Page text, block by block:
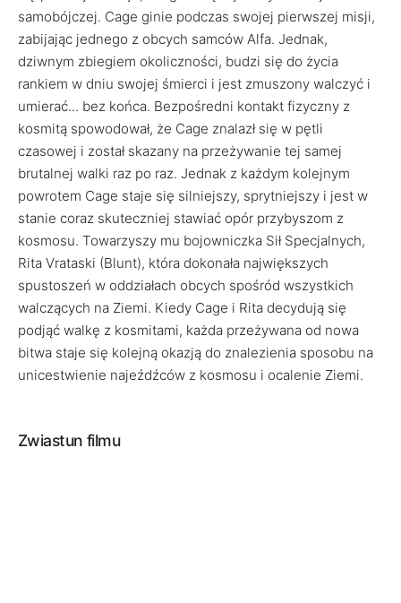
samobójczej. Cage ginie podczas swojej pierwszej misji,
zabijając jednego z obcych samców Alfa. Jednak,
dziwnym zbiegiem okoliczności, budzi się do życia
rankiem w dniu swojej śmierci i jest zmuszony walczyć i
umierać... bez końca. Bezpośredni kontakt fizyczny z
kosmitą spowodował, że Cage znalazł się w pętli
czasowej i został skazany na przeżywanie tej samej
brutalnej walki raz po raz. Jednak z każdym kolejnym
powrotem Cage staje się silniejszy, sprytniejszy i jest w
stanie coraz skuteczniej stawiać opór przybyszom z
kosmosu. Towarzyszy mu bojowniczka Sił Specjalnych,
Rita Vrataski (Blunt), która dokonała największych
spustoszeń w oddziałach obcych spośród wszystkich
walczących na Ziemi. Kiedy Cage i Rita decydują się
podjąć walkę z kosmitami, każda przeżywana od nowa
bitwa staje się kolejną okazją do znalezienia sposobu na
unicestwienie najeźdźców z kosmosu i ocalenie Ziemi.
Zwiastun filmu